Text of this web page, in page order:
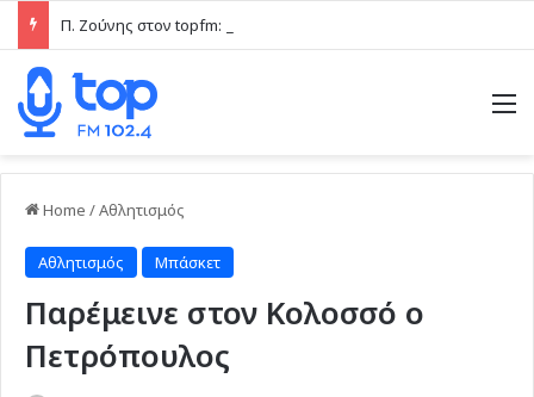
Home /Αθλητισμός
Αθλητισμός Μπάσκετ
Παρέμεινε στον Κολοσσό ο
Πετρόπουλος